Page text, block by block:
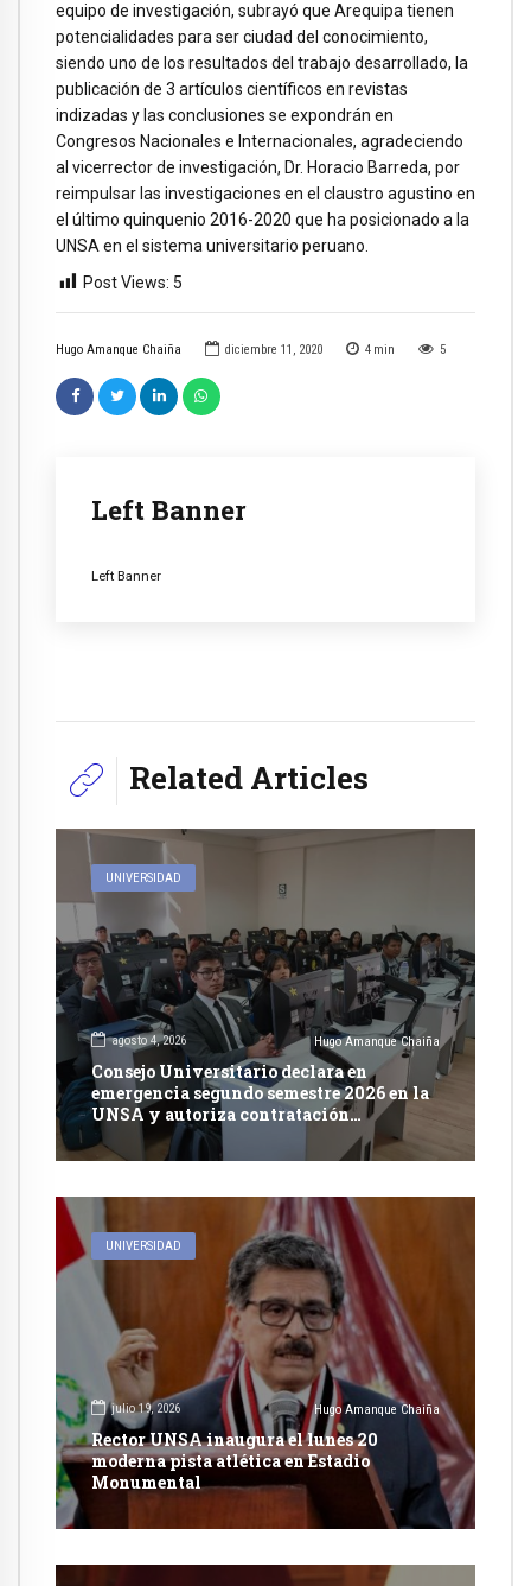
Hugo Amanque Chaiña diciembre 11, 2020 4 min 5
Left Banner
Left Banner
equipo de investigación, subrayó que Arequipa tienen
potencialidades para ser ciudad del conocimiento,
siendo uno de los resultados del trabajo desarrollado, la
publicación de 3 artículos científicos en revistas
indizadas y las conclusiones se expondrán en
Congresos Nacionales e Internacionales, agradeciendo
al vicerrector de investigación, Dr. Horacio Barreda, por
reimpulsar las investigaciones en el claustro agustino en
el último quinquenio 2016-2020 que ha posicionado a la
UNSA en el sistema universitario peruano.
Post Views: 5
Related Articles
UNIVERSIDAD
agosto 4, 2026 Hugo Amanque Chaiña
Consejo Universitario declara en
emergencia segundo semestre 2026 en la
UNSA y autoriza contratación
excepcional de docentes
UNIVERSIDAD
julio 19, 2026 Hugo Amanque Chaiña
Rector UNSA inaugura el lunes 20
moderna pista atlética en Estadio
Monumental